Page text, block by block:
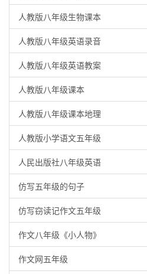
人教版八年级生物课本
人教版八年级英语录音
人教版八年级英语教案
人教版八年级课本
人教版八年级课本地理
人教版小学语文五年级
人民出版社八年级英语
仿写五年级的句子
仿写窃读记作文五年级
作文八年级《小人物》
作文网五年级